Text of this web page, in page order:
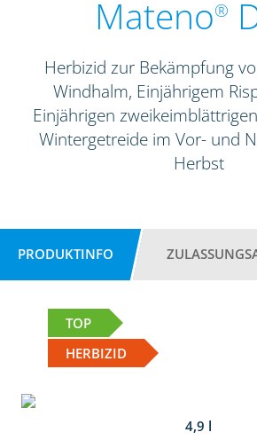
Mateno®
Herbizid zur Bekämpfung
Windhalm, Einjährigem
Einjährigen
Wintergetreide im Vor- und
Herbst
PRODUKTINFO
TOP
HERBIZID
4,9 l